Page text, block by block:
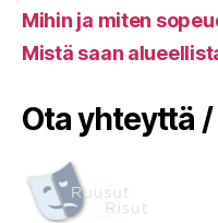
Mihin ja miten
Mistä saan
Ota yhteyttä